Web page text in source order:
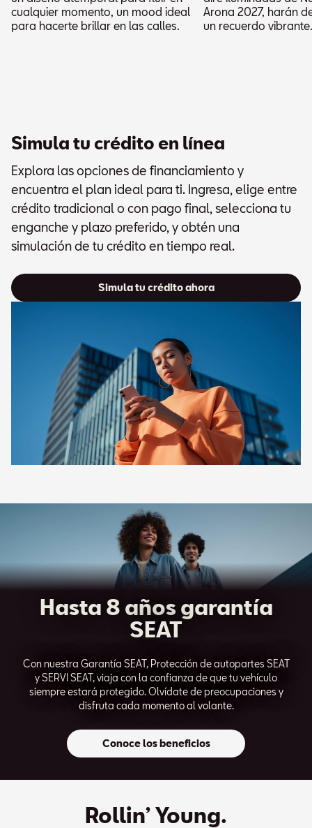
cualquier momento, un mood ideal
para hacerte brillar en las calles.
Arona 2027, harán
un recuerdo vibrante.
Simula tu crédito en línea
Explora las opciones de financiamiento y
encuentra el plan ideal para ti. Ingresa, elige entre
crédito tradicional o con pago final, selecciona tu
enganche y plazo preferido, y obtén una
simulación de tu crédito en tiempo real.
Simula tu crédito ahora
Hasta 8 años garantía
SEAT
Con nuestra Garantía SEAT, Protección de autopartes SEAT
y SERVI SEAT, viaja con la confianza de que tu vehículo
siempre estará protegido. Olvídate de preocupaciones y
disfruta cada momento al volante.
Conoce los beneficios
Rollin’ Young.